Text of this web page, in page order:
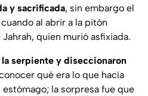
y sacrificada, sin embargo el
al abrir a la pitón
quien murió asfixiada.
la serpiente y diseccionaron
qué era lo que hacía
la sorpresa fue que